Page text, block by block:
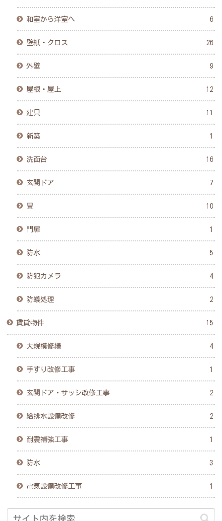
和室から洋室へ 6
壁紙・クロス 26
外壁 9
屋根・屋上 12
建具 11
新築 1
洗面台 16
玄関ドア 7
畳 10
門扉 1
防水 5
防犯カメラ 4
防蟻処理 2
賃貸物件 15
大規模修繕 4
手すり改修工事 1
玄関ドア・サッシ改修工事 2
給排水設備改修 2
耐震補強工事 1
防水 3
電気設備改修工事 1